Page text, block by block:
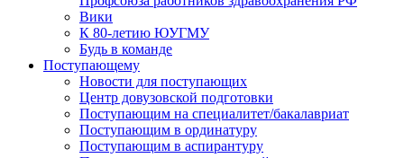
Вики
К 80-летию ЮУГМУ
Будь в команде
Поступающему
Новости для поступающих
Центр довузовской подготовки
Поступающим на специалитет/бакалавриат
Поступающим в ординатуру
Поступающим в аспирантуру